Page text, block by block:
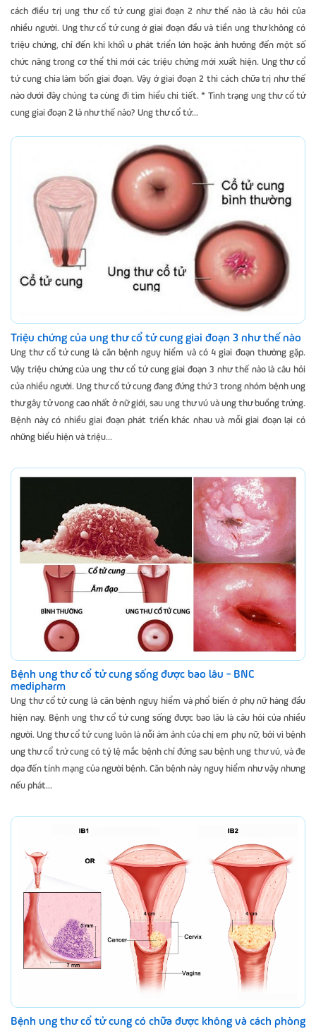
cách điều trị ung thư cổ tử cung giai đoạn 2 như thế nào là câu hỏi của
nhiều người. Ung thư cổ tử cung ở giai đoạn đầu và tiền ung thư không có
triệu chứng, chỉ đến khi khối u phát triển lớn hoặc ảnh hưởng đến một số
chức năng trong cơ thể thì mới các triệu chứng mới xuất hiện. Ung thư cổ
tử cung chia làm bốn giai đoạn. Vậy ở giai đoạn 2 thì cách chữa trị như thế
nào dưới đây chúng ta cùng đi tìm hiểu chi tiết. * Tình trạng ung thư cổ tử
cung giai đoạn 2 là như thế nào? Ung thư cổ tử...
Triệu chứng của ung thư cổ tử cung giai đoạn 3 như thế nào
Ung thư cổ tử cung là căn bệnh nguy hiểm và có 4 giai đoạn thường gặp.
Vậy triệu chứng của ung thư cổ tử cung giai đoạn 3 như thế nào là câu hỏi
của nhiều người. Ung thư cổ tử cung đang đứng thứ 3 trong nhóm bệnh ung
thư gây tử vong cao nhất ở nữ giới, sau ung thư vú và ung thư buồng trứng.
Bệnh này có nhiều giai đoạn phát triển khác nhau và mỗi giai đoạn lại có
những biểu hiện và triệu...
Bệnh ung thư cổ tử cung sống được bao lâu - BNC
medipharm
Ung thư cổ tử cung là căn bệnh nguy hiểm và phổ biến ở phụ nữ hàng đầu
hiện nay. Bệnh ung thư cổ tử cung sống được bao lâu là câu hỏi của nhiều
người. Ung thư cổ tử cung luôn là nỗi ám ảnh của chị em phụ nữ, bởi vì bệnh
ung thư cổ trử cung có tỷ lệ mắc bệnh chỉ đứng sau bệnh ung thư vú, và đe
dọa đến tính mạng của người bệnh. Căn bệnh này nguy hiểm như vậy nhưng
nếu phát...
Bệnh ung thư cổ tử cung có chữa được không và cách phòng